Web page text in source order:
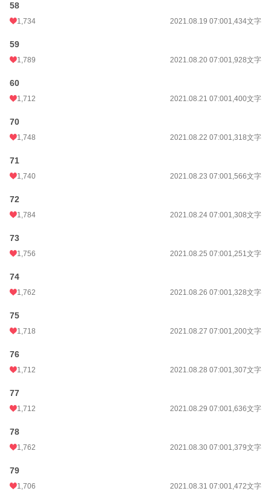
58
1,734 2021.08.19 07:001,434文字
59
1,789 2021.08.20 07:001,928文字
60
1,712 2021.08.21 07:001,400文字
70
1,748 2021.08.22 07:001,318文字
71
1,740 2021.08.23 07:001,566文字
72
1,784 2021.08.24 07:001,308文字
73
1,756 2021.08.25 07:001,251文字
74
1,762 2021.08.26 07:001,328文字
75
1,718 2021.08.27 07:001,200文字
76
1,712 2021.08.28 07:001,307文字
77
1,712 2021.08.29 07:001,636文字
78
1,762 2021.08.30 07:001,379文字
79
1,706 2021.08.31 07:001,472文字